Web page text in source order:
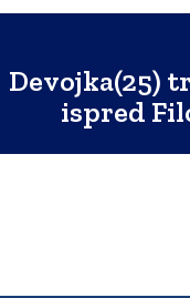
Devojka(25)
ispred